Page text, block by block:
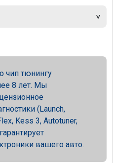
чип тюнингу
8 лет. Мы
(Launch,
Kess 3, Autotuner,
вашего авто.